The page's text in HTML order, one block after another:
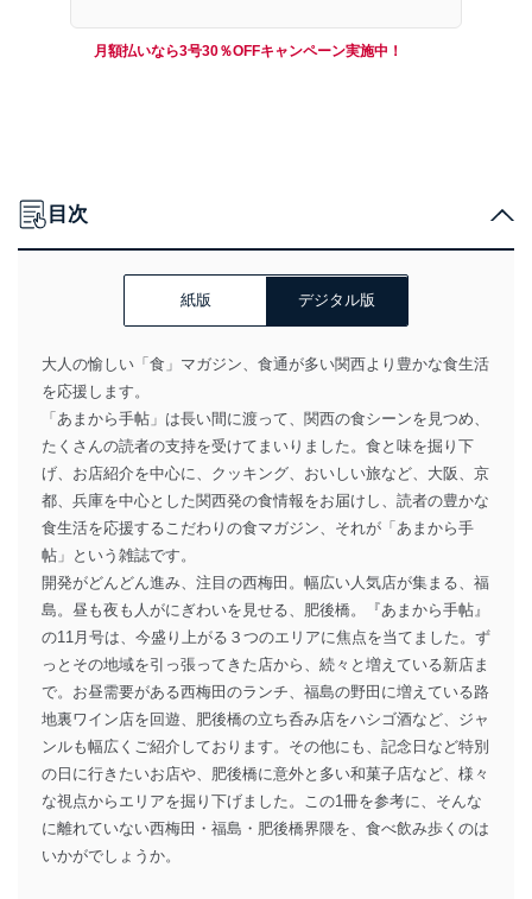
月額払いなら3号30％OFFキャンペーン実施中！
目次
紙版 デジタル版
大人の愉しい「食」マガジン、食通が多い関西より豊かな食生活
を応援します。
「あまから手帖」は長い間に渡って、関西の食シーンを見つめ、
たくさんの読者の支持を受けてまいりました。食と味を掘り下
げ、お店紹介を中心に、クッキング、おいしい旅など、大阪、京
都、兵庫を中心とした関西発の食情報をお届けし、読者の豊かな
食生活を応援するこだわりの食マガジン、それが「あまから手
帖」という雑誌です。
開発がどんどん進み、注目の西梅田。幅広い人気店が集まる、福
島。昼も夜も人がにぎわいを見せる、肥後橋。『あまから手帖』
の11月号は、今盛り上がる３つのエリアに焦点を当てました。ず
っとその地域を引っ張ってきた店から、続々と増えている新店ま
で。お昼需要がある西梅田のランチ、福島の野田に増えている路
地裏ワイン店を回遊、肥後橋の立ち呑み店をハシゴ酒など、ジャ
ンルも幅広くご紹介しております。その他にも、記念日など特別
の日に行きたいお店や、肥後橋に意外と多い和菓子店など、様々
な視点からエリアを掘り下げました。この1冊を参考に、そんな
に離れていない西梅田・福島・肥後橋界隈を、食べ飲み歩くのは
いかがでしょうか。